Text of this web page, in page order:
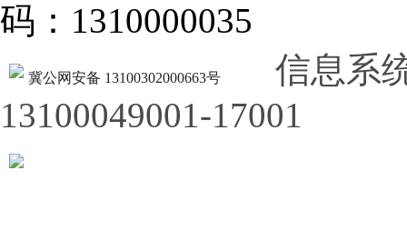
码：1310000035
冀公网安备 13100302000663号
信息系
13100049001-17001